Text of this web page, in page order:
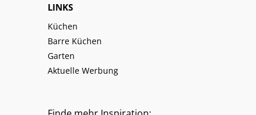
LINKS
Küchen
Barre Küchen
Garten
Aktuelle Werbung